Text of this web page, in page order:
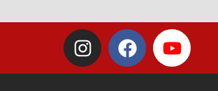
I
n
s
F
a
c
Y
o
u